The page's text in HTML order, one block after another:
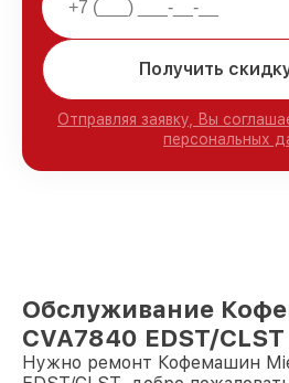
Получить
Отправляя заявку, Вы
персональных
Обслуживание
CVA7840 EDST/
Нужно ремонт Кофемашин